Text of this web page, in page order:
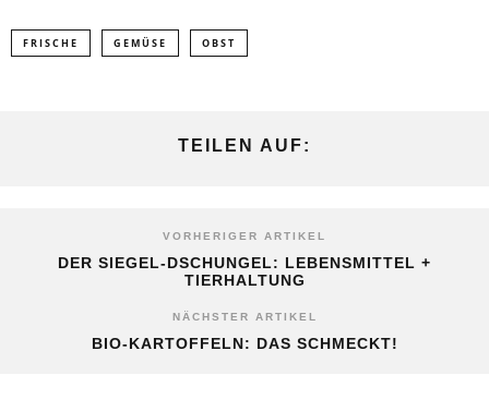
FRISCHE GEMÜSE OBST
TEILEN AUF:
VORHERIGER ARTIKEL
DER SIEGEL-DSCHUNGEL: LEBENSMITTEL +
TIERHALTUNG
NÄCHSTER ARTIKEL
BIO-KARTOFFELN: DAS SCHMECKT!